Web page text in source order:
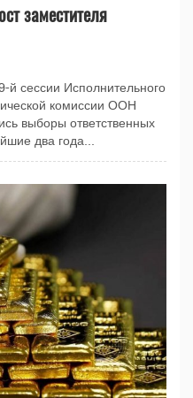
заместителя
й сессии Исполнительного
комиссии ООН
выборы ответственных
два года...